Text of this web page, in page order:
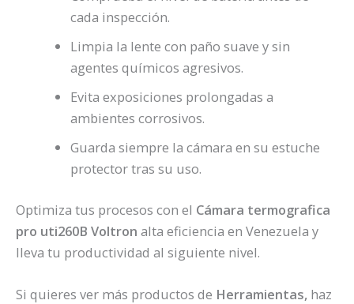
cada inspección.
Limpia la lente con paño suave y sin
agentes químicos agresivos.
Evita exposiciones prolongadas a
ambientes corrosivos.
Guarda siempre la cámara en su estuche
protector tras su uso.
Optimiza tus procesos con el Cámara termografica
pro uti260B Voltron alta eficiencia en Venezuela y
lleva tu productividad al siguiente nivel.
Si quieres ver más productos de Herramientas, haz